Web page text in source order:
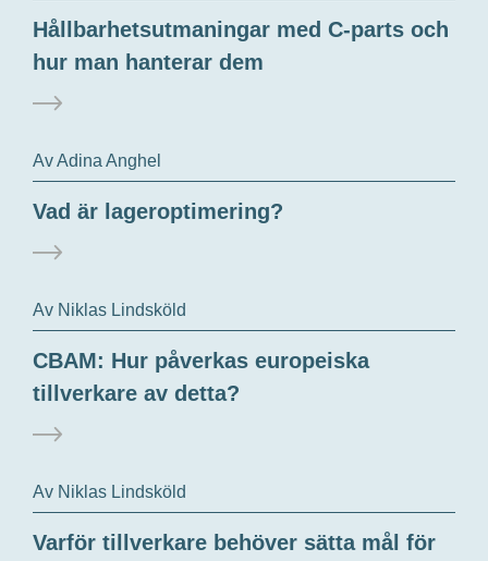
Hållbarhetsutmaningar med C-parts och
hur man hanterar dem
Av Adina Anghel
Vad är lageroptimering?
Av Niklas Lindsköld
CBAM: Hur påverkas europeiska
tillverkare av detta?
Av Niklas Lindsköld
Varför tillverkare behöver sätta mål för